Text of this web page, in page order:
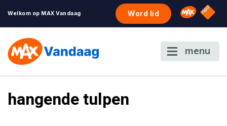
Welkom op MAX Vandaag Word lid Omroep
NPO
menu
hangende tulpen